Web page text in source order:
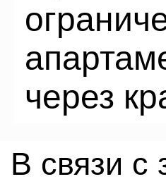
через
В связи с